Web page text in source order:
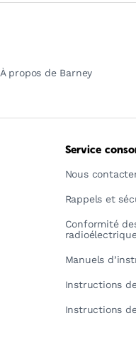
À propos de Barney
Service
Nous
Rappels et
Conformité
Manuels
Instructions
Instructions